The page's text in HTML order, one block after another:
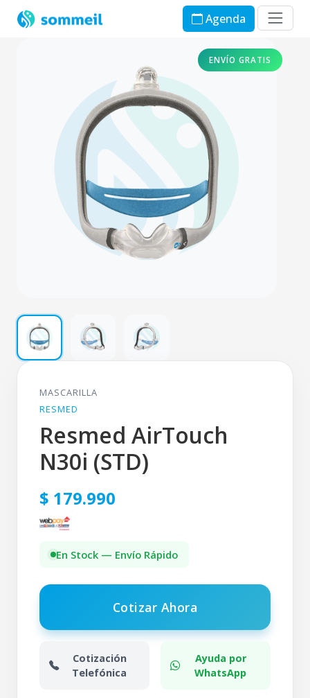
Agenda
ENVÍO GRATIS
MASCARILLA
RESMED
Resmed AirTouch
N30i (STD)
$ 179.990
En Stock — Envío Rápido
Cotizar Ahora
Cotización
Telefónica
Ayuda por
WhatsApp